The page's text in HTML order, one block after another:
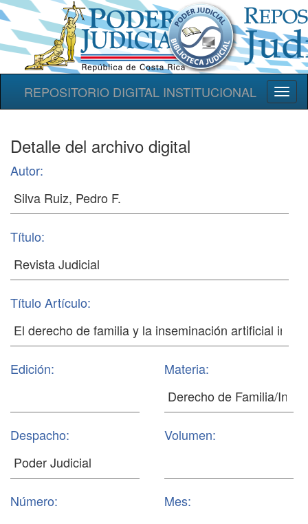
REPOSITORIO DIGITAL INSTITUCIONAL
Detalle del archivo digital
Autor:
Título:
Título Artículo:
Edición: Materia:
Despacho: Volumen:
Número: Mes: